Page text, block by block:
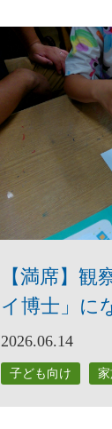
【満席】観
イ博士」に
2026.06.14
子ども向け